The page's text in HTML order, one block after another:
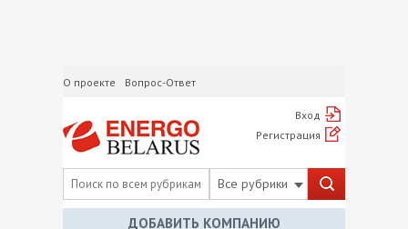
О проекте Вопрос-Ответ
Вход
Регистрация
Все рубрики
ДОБАВИТЬ КОМПАНИЮ